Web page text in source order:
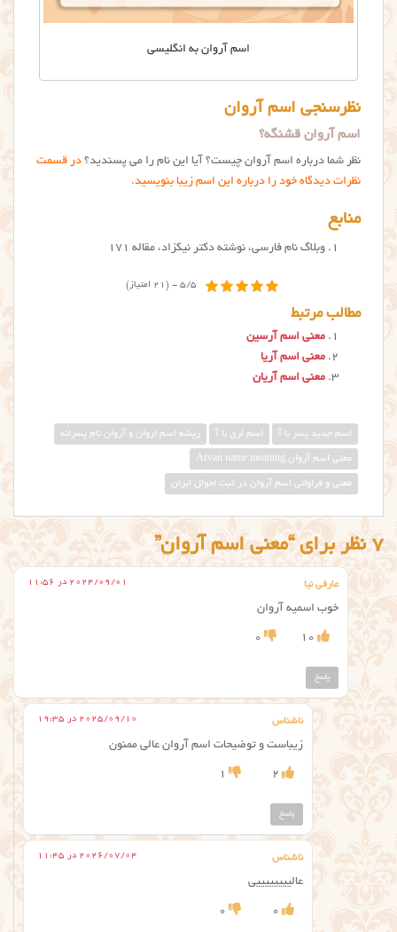
اسم آروان به انگلیسی
نظرسنجی اسم آروان
اسم آروان قشنگه؟
نظر شما درباره اسم آروان چیست؟ آیا این نام را می پسندید؟ در قسمت
نظرات دیدگاه خود را درباره این اسم زیبا بنویسید.
منابع
وبلاگ نام فارسی، نوشته دکتر نیکزاد، مقاله ۱۷۱
5/5 - (21 امتیاز)
مطالب مرتبط
معنی اسم آرسین
معنی اسم آریا
معنی اسم آریان
اسم جدید پسر با آ اسم لری با آ ریشه اسم اروان و آروان نام پسرانه
معني اسم آروان Arvan name meaning
معنی و فراوانی اسم آروان در ثبت احوال ایران
7 نظر برای “معنی اسم آروان”
عارفی نیا 2024/09/01 در 11:56
خوب اسمیه آروان
10
0
پاسخ
ناشناس 2025/09/10 در 19:35
زیباست و توضیحات اسم آروان عالی ممنون
2
1
پاسخ
ناشناس 2026/07/04 در 11:45
عالییییییییی
0
0